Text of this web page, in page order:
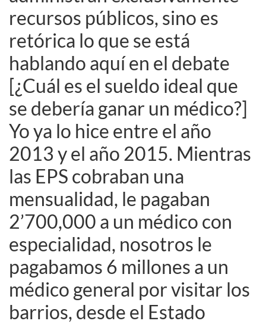
recursos públicos, sino es
retórica lo que se está
hablando aquí en el debate
[¿Cuál es el sueldo ideal que
se debería ganar un médico?]
Yo ya lo hice entre el año
2013 y el año 2015. Mientras
las EPS cobraban una
mensualidad, le pagaban
2’700,000 a un médico con
especialidad, nosotros le
pagabamos 6 millones a un
médico general por visitar los
barrios, desde el Estado